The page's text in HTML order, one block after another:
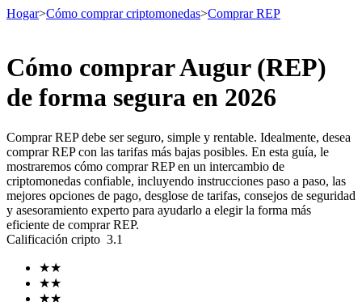
Futuros
Futuros del USDT
Futuros que utilizan USDT como garantía
Hogar>Cómo comprar criptomonedas>Comprar REP
Cómo comprar Augur (REP)
de forma segura en 2026
Comprar REP debe ser seguro, simple y rentable. Idealmente, desea
comprar REP con las tarifas más bajas posibles. En esta guía, le
mostraremos cómo comprar REP en un intercambio de
criptomonedas confiable, incluyendo instrucciones paso a paso, las
mejores opciones de pago, desglose de tarifas, consejos de seguridad
y asesoramiento experto para ayudarlo a elegir la forma más
eficiente de comprar REP.
Calificación cripto 3.1
★★
★★
★★